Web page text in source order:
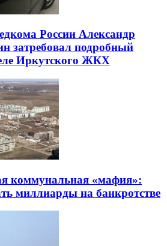
России Александр
затребовал подробный
Иркутского ЖКХ
коммунальная «мафия»:
миллиарды на банкротстве